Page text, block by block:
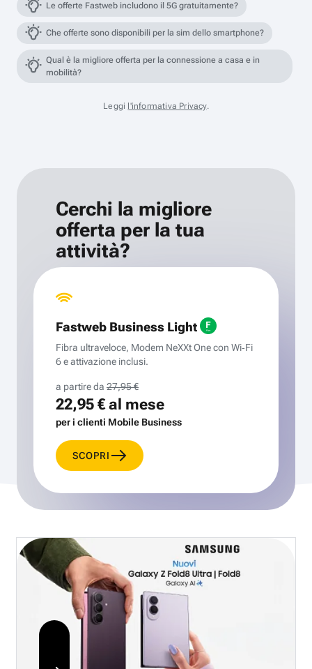
Le offerte Fastweb includono il 5G gratuitamente?
Che offerte sono disponibili per la sim dello smartphone?
Qual è la migliore offerta per la connessione a casa e in
mobilità?
Leggi l'informativa Privacy.
Cerchi la migliore
offerta per la tua
attività?
Fastweb Business Light
Fibra ultraveloce, Modem NeXXt One con Wi‑Fi
6 e attivazione inclusi.
a partire da 27,95 €
22,95 €al mese
per i clienti Mobile Business
SCOPRI